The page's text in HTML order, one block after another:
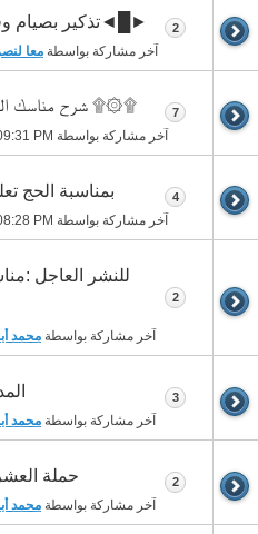
►█◄تذكير بصيام
آخر مشاركة بواسطة معا
2
۩۞۩ شرح مناسك
آخر مشاركة بواسطة PM
7
بمناسبة الحج
آخر مشاركة بواسطة PM
4
للنشر العاجل
آخر مشاركة بواسطة محمد
2
آخر مشاركة بواسطة محمد
3
حملة
آخر مشاركة بواسطة محمد
2